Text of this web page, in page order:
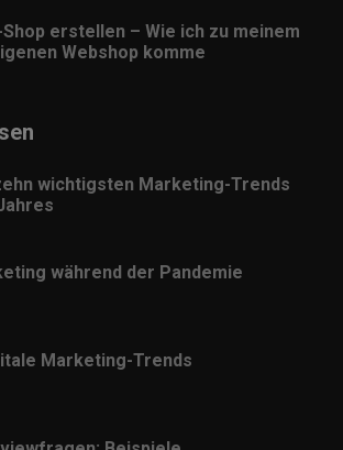
Shop erstellen – Wie ich zu meinem
Webshop komme
wichtigsten Marketing-Trends
während der Pandemie
Marketing-Trends